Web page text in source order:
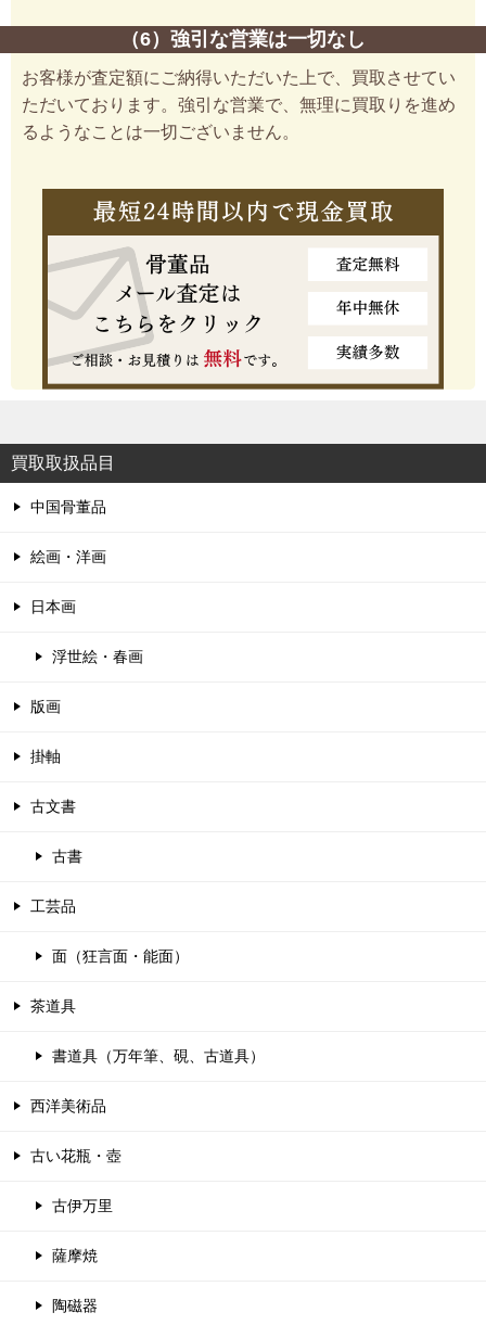
（6）強引な営業は一切なし
お客様が査定額にご納得いただいた上で、買取させてい
ただいております。強引な営業で、無理に買取りを進め
るようなことは一切ございません。
買取取扱品目
中国骨董品
絵画・洋画
日本画
浮世絵・春画
版画
掛軸
古文書
古書
工芸品
面（狂言面・能面）
茶道具
書道具（万年筆、硯、古道具）
西洋美術品
古い花瓶・壺
古伊万里
薩摩焼
陶磁器